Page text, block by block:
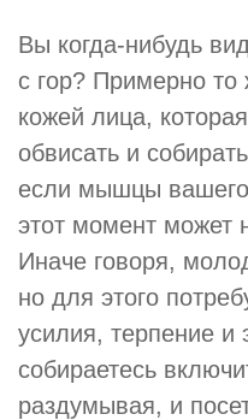
Вы когда-нибудь
с гор? Примерно
кожей лица,
обвисать и
если мышцы
этот момент может
Иначе говоря,
но для этого
усилия, терпение и
собираетесь
раздумывая, и